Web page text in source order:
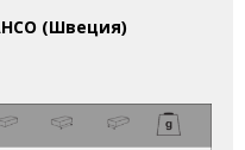
(Швеция)